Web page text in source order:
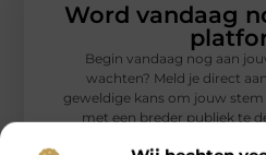
Word vandaag
Begin vandaag nog aan
wachten? Meld je direct
geweldige kans om jouw
met een breder publiek te